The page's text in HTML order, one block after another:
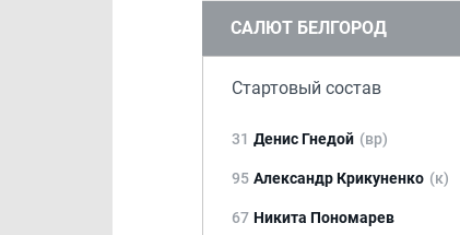
САЛЮТ БЕЛГОРОД
Стартовый состав
31 Денис Гнедой (вр)
95 Александр Крикуненко (к)
67 Никита Пономарев